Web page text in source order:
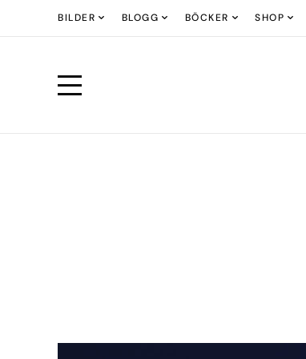
BILDER BLOGG BÖCKER SHOP